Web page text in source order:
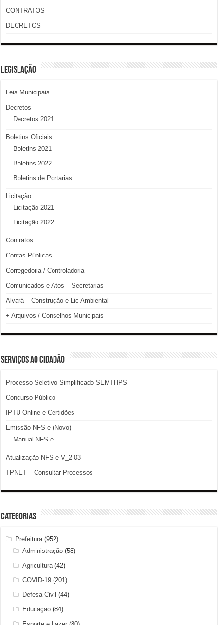
CONTRATOS
DECRETOS
LEGISLAÇÃO
Leis Municipais
Decretos
Decretos 2021
Boletins Oficiais
Boletins 2021
Boletins 2022
Boletins de Portarias
Licitação
Licitação 2021
Licitação 2022
Contratos
Contas Públicas
Corregedoria / Controladoria
Comunicados e Atos – Secretarias
Alvará – Construção e Lic Ambiental
+ Arquivos / Conselhos Municipais
SERVIÇOS AO CIDADÃO
Processo Seletivo Simplificado SEMTHPS
Concurso Público
IPTU Online e Certidões
Emissão NFS-e (Novo)
Manual NFS-e
Atualização NFS-e V_2.03
TPNET – Consultar Processos
Categorias
Prefeitura (952)
Administração (58)
Agricultura (42)
COVID-19 (201)
Defesa Civil (44)
Educação (84)